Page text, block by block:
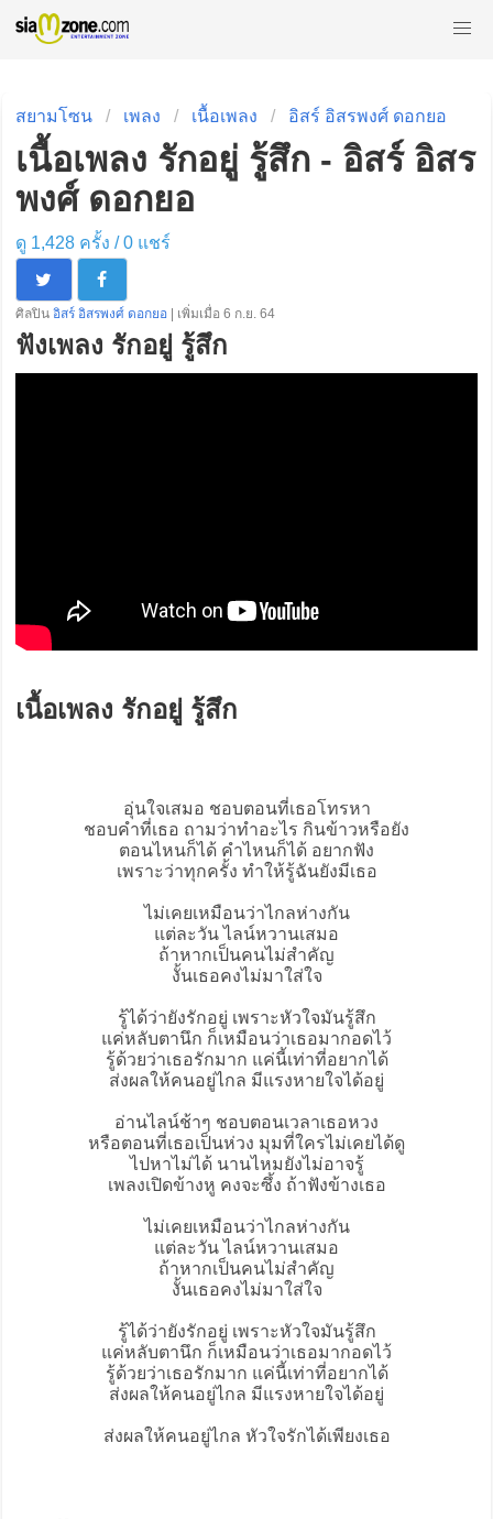
สยามโซน เพลง เนื้อเพลง อิสร์ อิสรพงศ์ ดอกยอ
เนื้อเพลง รักอยู่ รู้สึก - อิสร์ อิสร
พงศ์ ดอกยอ
ดู 1,428 ครั้ง /0แชร์
ศิลปิน อิสร์ อิสรพงศ์ ดอกยอ | เพิ่มเมื่อ 6 ก.ย. 64
ฟังเพลง รักอยู่ รู้สึก
เนื้อเพลง รักอยู่ รู้สึก
อุ่นใจเสมอ ชอบตอนที่เธอโทรหา
ชอบคำที่เธอ ถามว่าทำอะไร กินข้าวหรือยัง
ตอนไหนก็ได้ คำไหนก็ได้ อยากฟัง
เพราะว่าทุกครั้ง ทำให้รู้ฉันยังมีเธอ
ไม่เคยเหมือนว่าไกลห่างกัน
แต่ละวัน ไลน์หวานเสมอ
ถ้าหากเป็นคนไม่สำคัญ
งั้นเธอคงไม่มาใส่ใจ
รู้ได้ว่ายังรักอยู่ เพราะหัวใจมันรู้สึก
แค่หลับตานึก ก็เหมือนว่าเธอมากอดไว้
รู้ด้วยว่าเธอรักมาก แค่นี้เท่าที่อยากได้
ส่งผลให้คนอยู่ไกล มีแรงหายใจได้อยู่
อ่านไลน์ช้าๆ ชอบตอนเวลาเธอหวง
หรือตอนที่เธอเป็นห่วง มุมที่ใครไม่เคยได้ดู
ไปหาไม่ได้ นานไหมยังไม่อาจรู้
เพลงเปิดข้างหู คงจะซึ้ง ถ้าฟังข้างเธอ
ไม่เคยเหมือนว่าไกลห่างกัน
แต่ละวัน ไลน์หวานเสมอ
ถ้าหากเป็นคนไม่สำคัญ
งั้นเธอคงไม่มาใส่ใจ
รู้ได้ว่ายังรักอยู่ เพราะหัวใจมันรู้สึก
แค่หลับตานึก ก็เหมือนว่าเธอมากอดไว้
รู้ด้วยว่าเธอรักมาก แค่นี้เท่าที่อยากได้
ส่งผลให้คนอยู่ไกล มีแรงหายใจได้อยู่
ส่งผลให้คนอยู่ไกล หัวใจรักได้เพียงเธอ